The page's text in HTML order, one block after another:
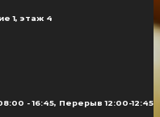
1, этаж 4
- 16:45, Перерыв 12:00-12:45